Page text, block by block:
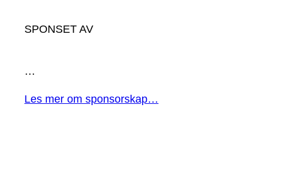
SPONSET AV
…
Les mer om sponsorskap…